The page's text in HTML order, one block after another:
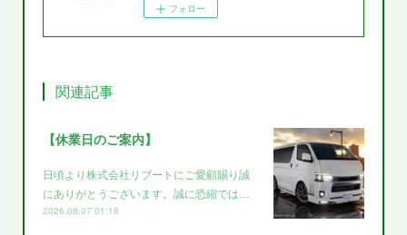
フォロー
関連記事
【休業日のご案内】
日頃より株式会社リブートにご愛顧賜り誠
にありがとうございます。誠に恐縮では…
2026.08.07 01:18